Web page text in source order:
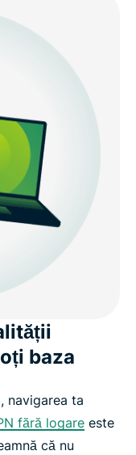
baza
navigarea ta
fără logare este
că nu